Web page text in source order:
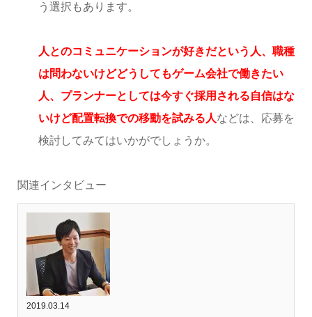
う選択もあります。
人とのコミュニケーションが好きだという人、職種
は問わないけどどうしてもゲーム会社で働きたい
人、プランナーとしては今すぐ採用される自信はな
いけど配置転換での移動を試みる人などは、応募を
検討してみてはいかがでしょうか。
関連インタビュー
2019.03.14